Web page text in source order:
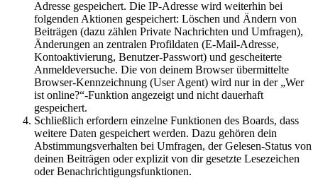
Adresse gespeichert. Die IP-Adresse wird weiterhin bei
folgenden Aktionen gespeichert: Löschen und Ändern von
Beiträgen (dazu zählen Private Nachrichten und Umfragen),
Änderungen an zentralen Profildaten (E-Mail-Adresse,
Kontoaktivierung, Benutzer-Passwort) und gescheiterte
Anmeldeversuche. Die von deinem Browser übermittelte
Browser-Kennzeichnung (User Agent) wird nur in der „Wer
ist online?“-Funktion angezeigt und nicht dauerhaft
gespeichert.
Schließlich erfordern einzelne Funktionen des Boards, dass
weitere Daten gespeichert werden. Dazu gehören dein
Abstimmungsverhalten bei Umfragen, der Gelesen-Status von
deinen Beiträgen oder explizit von dir gesetzte Lesezeichen
oder Benachrichtigungsfunktionen.